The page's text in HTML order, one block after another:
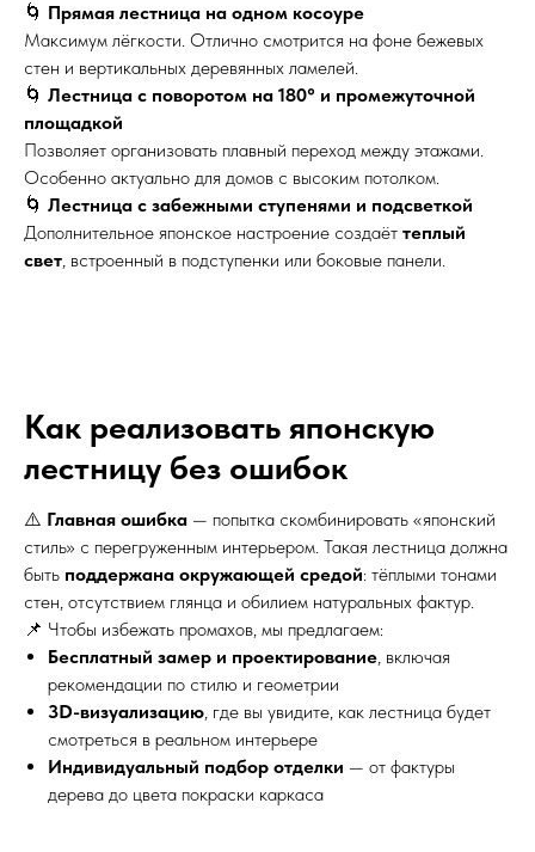
🌀 Прямая лестница на одном косоуре
Максимум лёгкости. Отлично смотрится на фоне бежевых
стен и вертикальных деревянных ламелей.
🌀 Лестница с поворотом на 180° и промежуточной
площадкой
Позволяет организовать плавный переход между этажами.
Особенно актуально для домов с высоким потолком.
🌀 Лестница с забежными ступенями и подсветкой
Дополнительное японское настроение создаёт теплый
свет, встроенный в подступенки или боковые панели.
Как реализовать японскую
лестницу без ошибок
⚠️ Главная ошибка — попытка скомбинировать «японский
стиль» с перегруженным интерьером. Такая лестница должна
быть поддержана окружающей средой: тёплыми тонами
стен, отсутствием глянца и обилием натуральных фактур.
📌 Чтобы избежать промахов, мы предлагаем:
Бесплатный замер и проектирование, включая
рекомендации по стилю и геометрии
3D-визуализацию, где вы увидите, как лестница будет
смотреться в реальном интерьере
Индивидуальный подбор отделки — от фактуры
дерева до цвета покраски каркаса